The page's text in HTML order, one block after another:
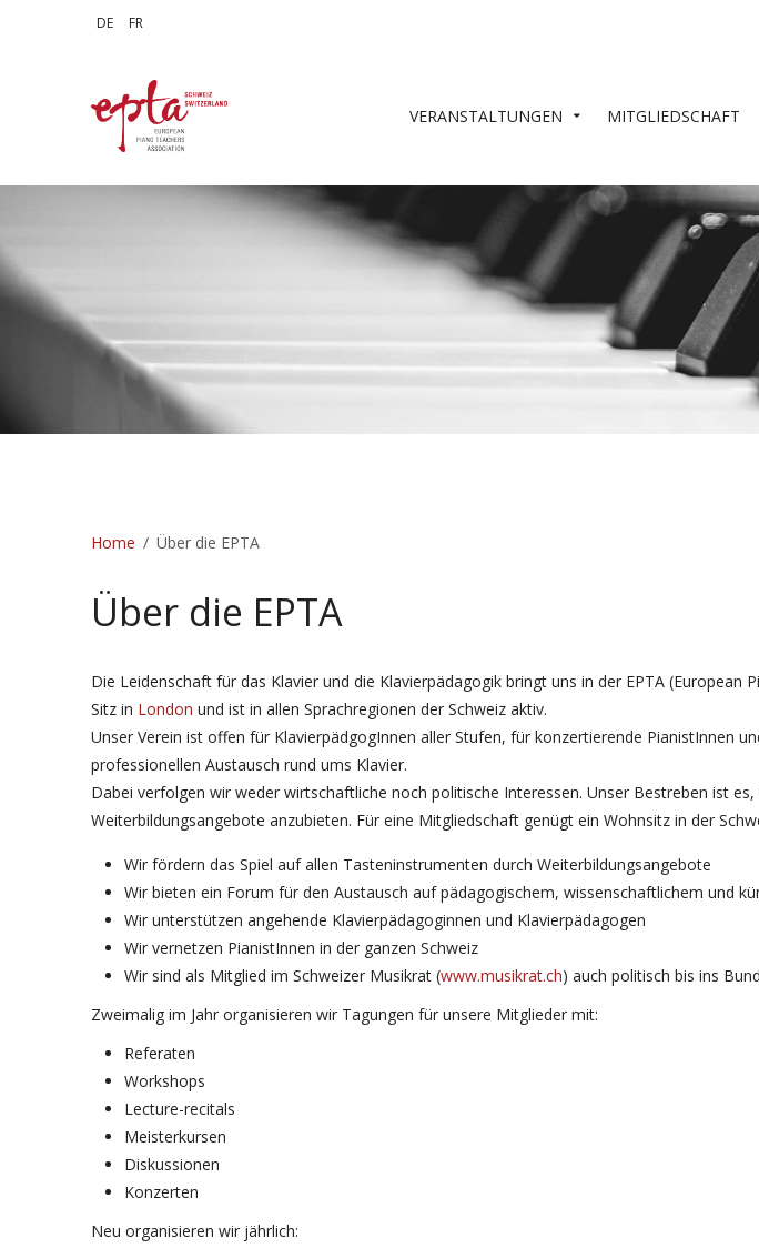
Sprache auswählen
DE FR
VERANSTALTUNGEN MITGLIEDSCHAFT
Home Über die EPTA
Über die EPTA
Die Leidenschaft für das Klavier und die Klavierpädagogik bringt uns in der EPTA (European
Sitz in London und ist in allen Sprachregionen der Schweiz aktiv.
Unser Verein ist offen für KlavierpädgogInnen aller Stufen, für konzertierende PianistInnen
professionellen Austausch rund ums Klavier.
Dabei verfolgen wir weder wirtschaftliche noch politische Interessen. Unser Bestreben ist
Weiterbildungsangebote anzubieten. Für eine Mitgliedschaft genügt ein Wohnsitz in der
Wir fördern das Spiel auf allen Tasteninstrumenten durch Weiterbildungsangebote
Wir bieten ein Forum für den Austausch auf pädagogischem, wissenschaftlichem und
Wir unterstützen angehende Klavierpädagoginnen und Klavierpädagogen
Wir vernetzen PianistInnen in der ganzen Schweiz
Wir sind als Mitglied im Schweizer Musikrat (www.musikrat.ch) auch politisch bis ins
Zweimalig im Jahr organisieren wir Tagungen für unsere Mitglieder mit:
Referaten
Workshops
Lecture-recitals
Meisterkursen
Diskussionen
Konzerten
Neu organisieren wir jährlich: